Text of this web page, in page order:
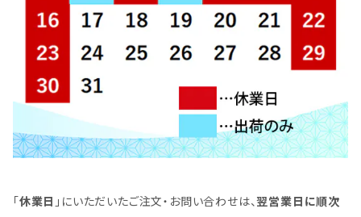
「休業日 」にいただいたご注文・お問い合わせは、翌営業日に順次